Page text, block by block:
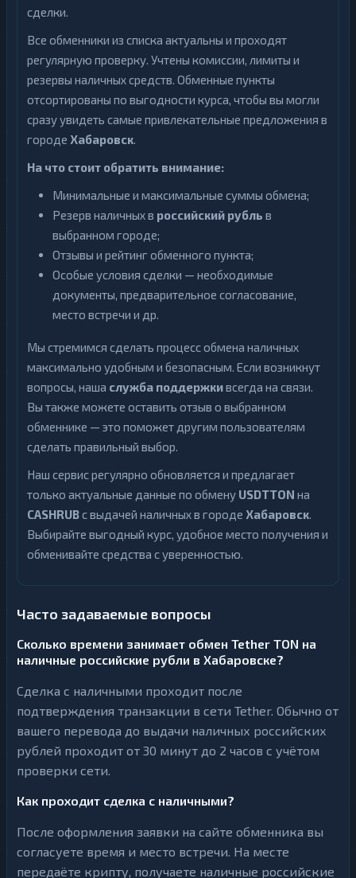
сделки.
Все обменники из списка актуальны и проходят
регулярную проверку. Учтены комиссии, лимиты и
резервы наличных средств. Обменные пункты
отсортированы по выгодности курса, чтобы вы могли
сразу увидеть самые привлекательные предложения в
городе Хабаровск.
На что стоит обратить внимание:
Минимальные и максимальные суммы обмена;
Резерв наличных в российский рубль в
выбранном городе;
Отзывы и рейтинг обменного пункта;
Особые условия сделки — необходимые
документы, предварительное согласование,
место встречи и др.
Мы стремимся сделать процесс обмена наличных
максимально удобным и безопасным. Если возникнут
вопросы, наша служба поддержкивсегда на связи.
Вы также можете оставить отзыв о выбранном
обменнике — это поможет другим пользователям
сделать правильный выбор.
Наш сервис регулярно обновляется и предлагает
только актуальные данные по обмену USDTTON на
CASHRUBс выдачей наличных в городе Хабаровск.
Выбирайте выгодный курс, удобное место получения и
обменивайте средства с уверенностью.
Часто задаваемые вопросы
Сколько времени занимает обмен Tether TON на
наличные российские рубли в Хабаровске?
Сделка с наличными проходит после
подтверждения транзакции в сети Tether. Обычно от
вашего перевода до выдачи наличных российских
рублей проходит от 30 минут до 2 часов с учётом
проверки сети.
Как проходит сделка с наличными?
После оформления заявки на сайте обменника вы
согласуете время и место встречи. На месте
передаёте крипту, получаете наличные российские